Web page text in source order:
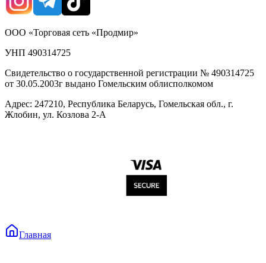
ООО «Торговая сеть «Продмир»
УНП 490314725
Свидетельство о государственной регистрации № 490314725
от 30.05.2003г выдано Гомельским облисполкомом
Адрес: 247210, Республика Беларусь, Гомельская обл., г.
Жлобин, ул. Козлова 2-А
Главная